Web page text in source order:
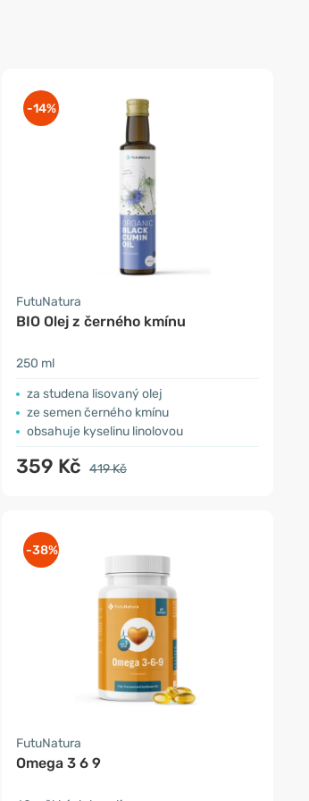
-14%
FutuNatura
BIO Olej z černého kmínu
250 ml
za studena lisovaný olej
ze semen černého kmínu
obsahuje kyselinu linolovou
359 Kč 419 Kč
-38%
FutuNatura
Omega 3 6 9